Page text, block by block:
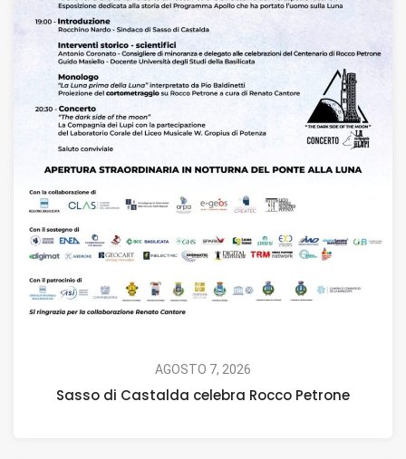
AGOSTO 7, 2026
Sasso di Castalda celebra Rocco Petrone